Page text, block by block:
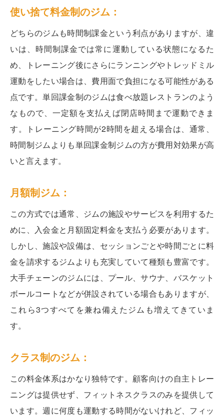
使い捨て料金制のジム：
どちらのジムも時間制課金という利点がありますが、違
いは、時間制課金では常に運動している状態になるた
め、トレーニング後にさらにランニングやトレッドミル
運動をしたい場合は、費用面で負担になる可能性がある
点です。単回課金制のジムは食べ放題レストランのよう
なもので、一定額を支払えば閉店時間まで運動できま
す。トレーニング時間が2時間を超える場合は、通常、
時間制ジムよりも単回課金制ジムの方が費用対効果が高
いと言えます。
月額制ジム：
この方式では通常、ジムの施設やサービスを利用するた
めに、入会金と月額固定料金を支払う必要があります。
しかし、施設や設備は、セッションごとや時間ごとに料
金を請求するジムよりも充実していて種類も豊富です。
大手チェーンのジムには、プール、サウナ、バスケット
ボールコートなどが併設されている場合もありますが、
これら3つすべてを兼ね備えたジムも増えてきていま
す。
クラス制のジム：
この料金体系はかなり独特です。顧客向けの自主トレー
ニングは提供せず、フィットネスクラスのみを提供して
います。週に何度も運動する時間がないけれど、フィッ